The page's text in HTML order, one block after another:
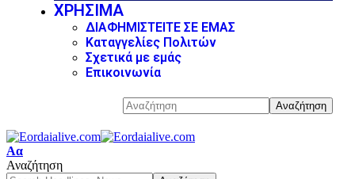
ΧΡΗΣΙΜΑ
ΔΙΑΦΗΜΙΣΤΕΙΤΕ ΣΕ ΕΜΑΣ
Καταγγελίες Πολιτών
Σχετικά με εμάς
Επικοινωνία
Αα
Αναζήτηση